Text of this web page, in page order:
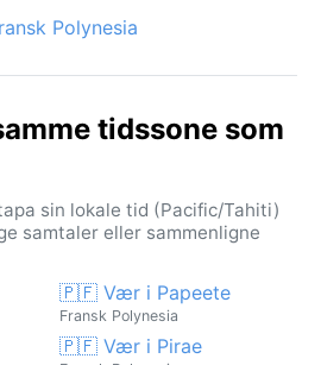
Polynesia
tidssone som
sin lokale tid (Pacific/Tahiti)
samtaler eller sammenligne
🇵🇫 Vær i Papeete
Fransk Polynesia
🇵🇫 Vær i Pirae